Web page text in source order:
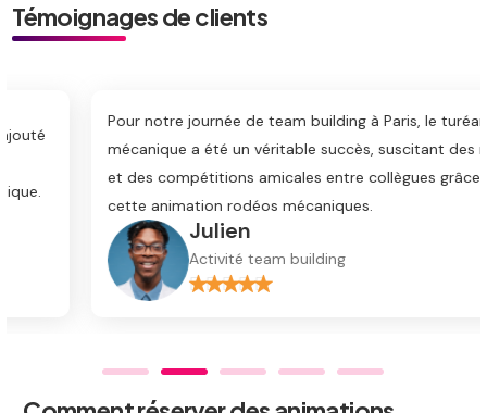
Témoignages de clients
Julien
Activité team building
Pour notre journée de team building à Paris, le turéan
mécanique a été un véritable succès, suscitant des rires
et des compétitions amicales entre collègues grâce à
cette animation rodéos mécaniques.